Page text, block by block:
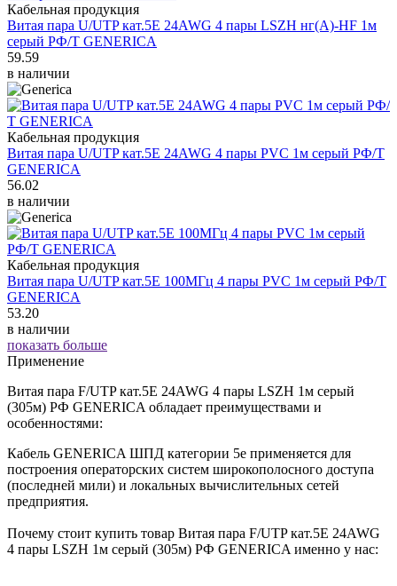
Кабельная продукция
Витая пара U/UTP кат.5E 24AWG 4 пары LSZH нг(А)-HF 1м
серый РФ/Т GENERICA
59.59
в наличии
Кабельная продукция
Витая пара U/UTP кат.5E 24AWG 4 пары PVC 1м серый РФ/Т
GENERICA
56.02
в наличии
Кабельная продукция
Витая пара U/UTP кат.5E 100МГц 4 пары PVC 1м серый РФ/Т
GENERICA
53.20
в наличии
показать больше
Применение
Витая пара F/UTP кат.5E 24AWG 4 пары LSZH 1м серый
(305м) РФ GENERICA обладает преимуществами и
особенностями:
Кабель GENERICA ШПД категории 5е применяется для
построения операторских систем широкополосного доступа
(последней мили) и локальных вычислительных сетей
предприятия.
Почему стоит купить товар Витая пара F/UTP кат.5E 24AWG
4 пары LSZH 1м серый (305м) РФ GENERICA именно у нас: